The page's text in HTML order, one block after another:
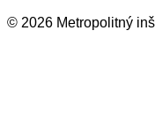
© 2026 Metropolitný